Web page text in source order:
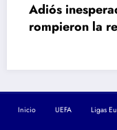
Adiós
rompieron la
Inicio UEFA Ligas